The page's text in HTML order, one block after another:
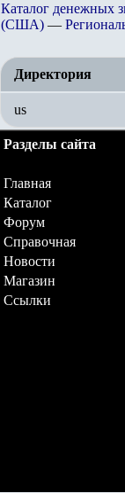
Каталог денежных
(США) —
Директория
us
Разделы сайта
Главная
Каталог
Форум
Справочная
Новости
Магазин
Ссылки